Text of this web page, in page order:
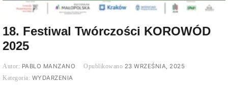
18. Festiwal Twórczości KOROWÓD
2025
PABLO MANZANO
23 WRZEŚNIA, 2025
WYDARZENIA